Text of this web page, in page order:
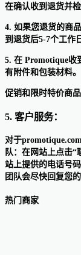
在确认收到退货并
4. 如果您退货的商
到退货后5-7个工作
5. 在 Promotique收
有附件和包装材料。
促销和限时特价商
5. 客户服务：
对于
队：在网站上点击“
站上提供的电话号
团队会尽快回复您
热门商家